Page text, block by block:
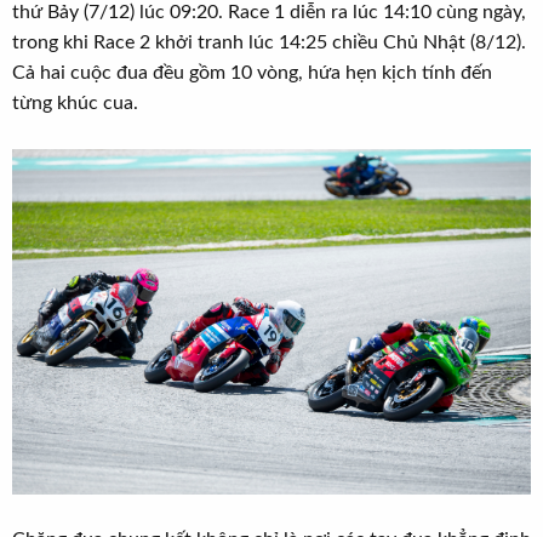
thứ Bảy (7/12) lúc 09:20. Race 1 diễn ra lúc 14:10 cùng ngày,
trong khi Race 2 khởi tranh lúc 14:25 chiều Chủ Nhật (8/12).
Cả hai cuộc đua đều gồm 10 vòng, hứa hẹn kịch tính đến
từng khúc cua.